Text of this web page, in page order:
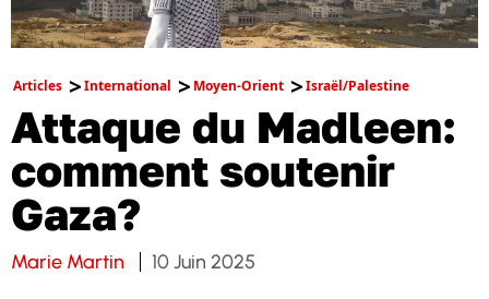
Articles International Moyen-Orient Israël/Palestine
Attaque du Madleen:
comment soutenir
Gaza?
Marie Martin 10 Juin 2025